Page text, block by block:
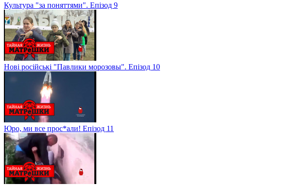
Культура "за поняттями". Епізод 9
Нові російські "Павлики морозовы". Епізод 10
Юро, ми все прос*али! Епізод 11